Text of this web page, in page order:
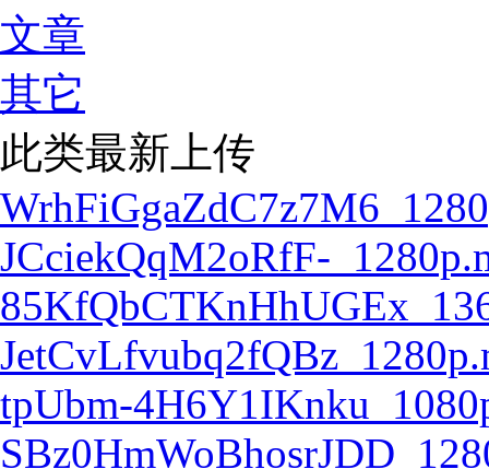
文章
其它
此类最新上传
JCciekQqM2oRfF-
tpUbm-